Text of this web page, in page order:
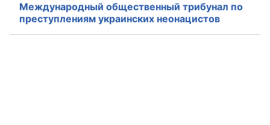
Международный общественный трибунал по
преступлениям украинских неонацистов